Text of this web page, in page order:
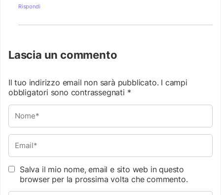
Rispondi
Lascia un commento
Il tuo indirizzo email non sarà pubblicato. I campi
obbligatori sono contrassegnati *
Salva il mio nome, email e sito web in questo
browser per la prossima volta che commento.